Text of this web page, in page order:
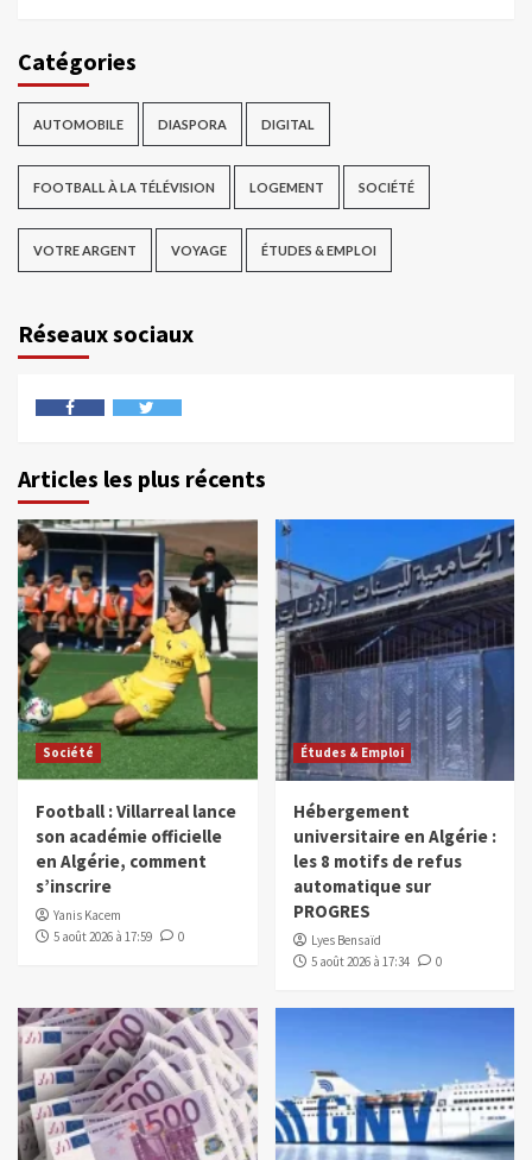
Catégories
AUTOMOBILE DIASPORA DIGITAL
FOOTBALL À LA TÉLÉVISION LOGEMENT SOCIÉTÉ
VOTRE ARGENT VOYAGE ÉTUDES & EMPLOI
Réseaux sociaux
Articles les plus récents
Société
Football : Villarreal lance
son académie officielle
en Algérie, comment
s’inscrire
Yanis Kacem
5 août 2026 à 17:59
0
Études & Emploi
Hébergement
universitaire en Algérie :
les 8 motifs de refus
automatique sur
PROGRES
Lyes Bensaïd
5 août 2026 à 17:34
0